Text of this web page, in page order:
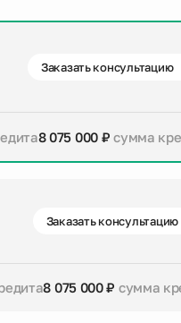
Заказать консультацию
8 075 000 ₽сумма
Заказать консультацию
8 075 000 ₽ сумма